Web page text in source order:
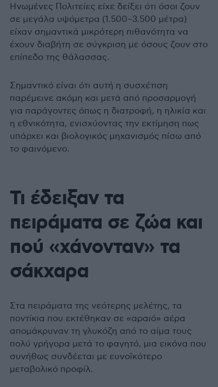
Ηνωμένες Πολιτείες είχε δείξει ότι όσοι ζουν
σε μεγάλα υψόμετρα (1.500–3.500 μέτρα)
είχαν σημαντικά μικρότερη πιθανότητα να
έχουν διαβήτη σε σύγκριση με όσους ζουν στο
επίπεδο της θάλασσας.
Σημαντικό είναι ότι αυτή η συσχέτιση
παρέμεινε ακόμη και μετά από προσαρμογή
για παράγοντες όπως η διατροφή, η ηλικία και
η εθνικότητα, ενισχύοντας την εκτίμηση πως
υπάρχει και βιολογικός μηχανισμός πίσω από
το φαινόμενο.
Τι έδειξαν τα
πειράματα σε ζώα και
πού «χάνονταν» τα
σάκχαρα
Στα πειράματα της νεότερης μελέτης, τα
ποντίκια που εκτέθηκαν σε «αραιό» αέρα
απομάκρυναν τη γλυκόζη από το αίμα τους
πολύ γρήγορα μετά το φαγητό, μια εικόνα που
συνήθως συνδέεται με ευνοϊκότερο
μεταβολικό προφίλ.